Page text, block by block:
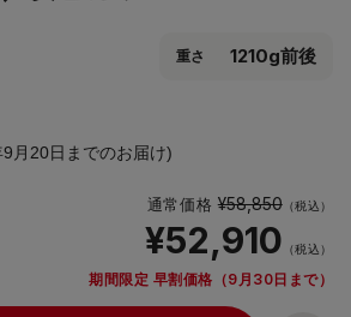
重さ 1210g前後
月20日までのお届け)
通常価格¥58,850（税込）
¥52,910 （税込）
期間限定 早割価格（9月30日まで）